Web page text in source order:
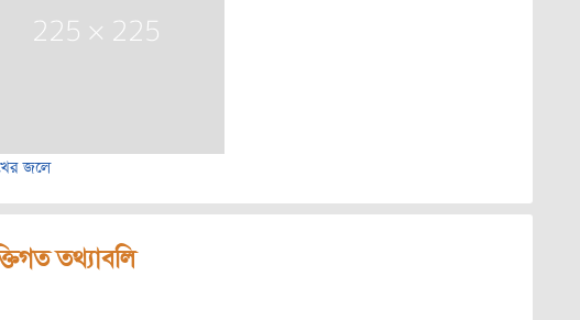
জলে
তথ্যাবলি